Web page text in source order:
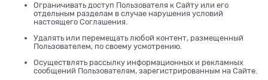
Ограничивать доступ Пользователя к Сайту или его
отдельным разделам в случае нарушения условий
настоящего Соглашения.
Удалять или перемещать любой контент, размещенный
Пользователем, по своему усмотрению.
Осуществлять рассылку информационных и рекламных
сообщений Пользователям, зарегистрированным на Сайте.